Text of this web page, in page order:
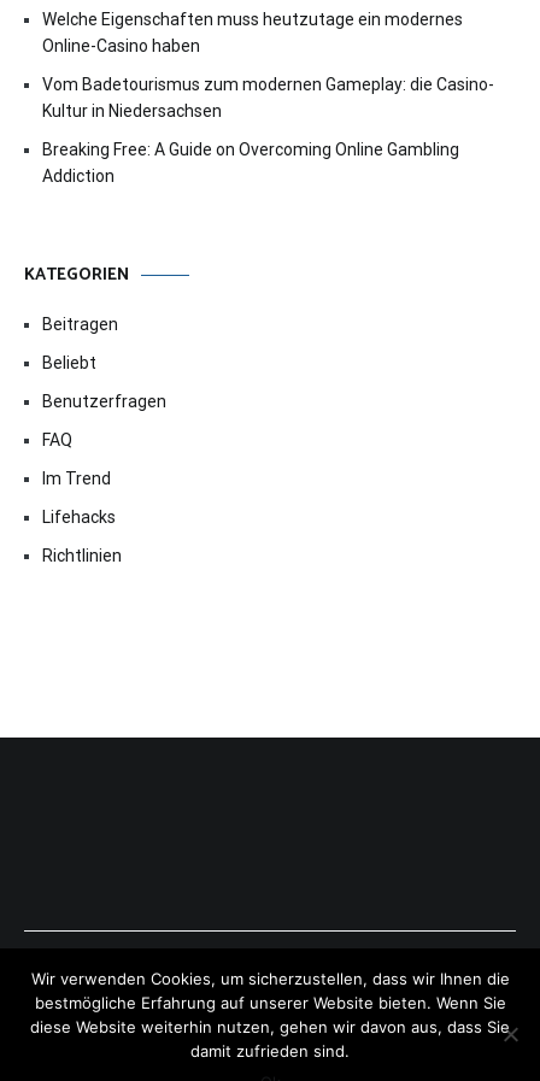
Welche Eigenschaften muss heutzutage ein modernes
Online-Casino haben
Vom Badetourismus zum modernen Gameplay: die Casino-
Kultur in Niedersachsen
Breaking Free: A Guide on Overcoming Online Gambling
Addiction
KATEGORIEN
Beitragen
Beliebt
Benutzerfragen
FAQ
Im Trend
Lifehacks
Richtlinien
Copyright © 2026ExpressAntworten.com. All rights reserved.
Theme:Cenote by ThemeGrill. Powered byWordPress .
Wir verwenden Cookies, um sicherzustellen, dass wir Ihnen die
bestmögliche Erfahrung auf unserer Website bieten. Wenn Sie
diese Website weiterhin nutzen, gehen wir davon aus, dass Sie
damit zufrieden sind.